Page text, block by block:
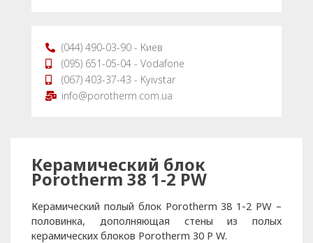
(044) 490-03-90 - Киев
(095) 651-05-04 - Vodafone
(067) 403-37-43 - Kyivstar
info@porotherm.com.ua
Керамический блок
Porotherm 38 1-2 PW
Керамический полый блок Porotherm 38 1-2 PW –
половинка, дополняющая стены из полых
керамических блоков Porotherm 30 P W.